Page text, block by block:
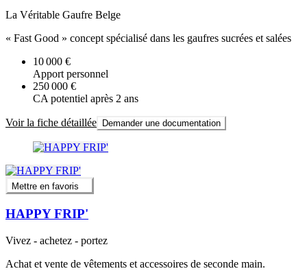
La Véritable Gaufre Belge
« Fast Good » concept spécialisé dans les gaufres sucrées et salées
10 000 €
Apport personnel
250 000 €
CA potentiel après 2 ans
Voir la fiche détaillée Demander une documentation
Mettre en favoris
HAPPY FRIP'
Vivez - achetez - portez
Achat et vente de vêtements et accessoires de seconde main.